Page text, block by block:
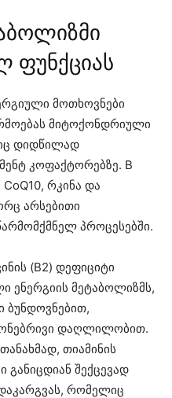
ფუნქციას
მოთხოვნები
მიტოქონდრიული
დიდწილად
კოფაქტორებზე. B
რკინა და
არსებითი
პროცესებში.
(B2) დეფიციტი
ენერგიის მეტაბოლიზმს,
ბუნდოვნებით,
დაღლილობით.
თანახმად, თიამინის
განიცდიან შექცევად
რომელიც